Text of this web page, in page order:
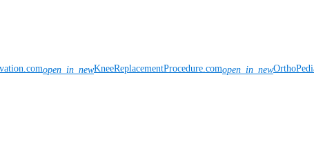
open_in_newKneeReplacementProcedure.comopen_in_new